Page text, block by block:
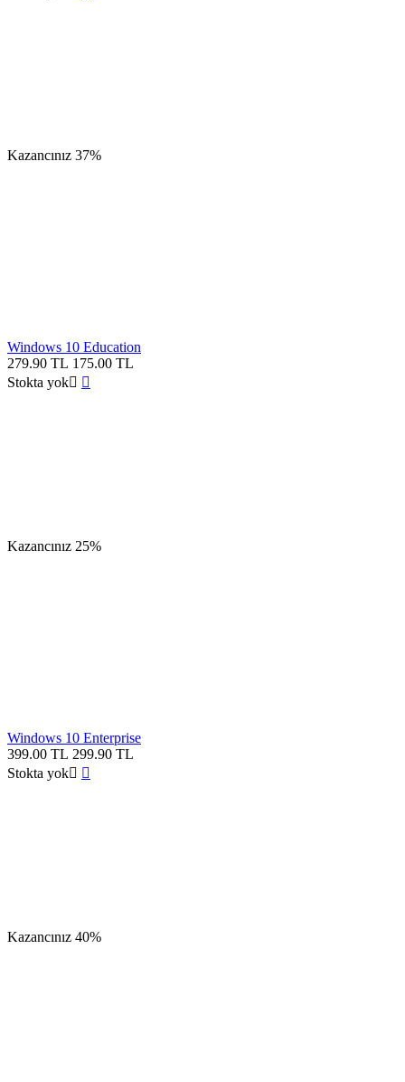
Kazancınız 37%
Windows 10 Education
279.90 TL 175.00 TL
Stokta yok 
Kazancınız 25%
Windows 10 Enterprise
399.00 TL 299.90 TL
Stokta yok 
Kazancınız 40%